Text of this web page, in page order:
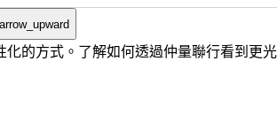
arrow_upward
的方式。了解如何透過仲量聯行看到更